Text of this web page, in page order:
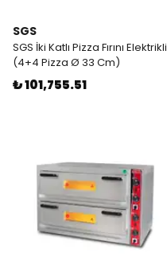
SGS
SGS İki Katlı Pizza Fırını Elektrikli
(4+4 Pizza Ø 33 Cm)
₺ 101,755.51